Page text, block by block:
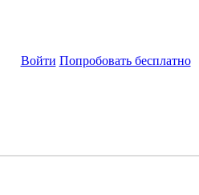
Войти Попробовать бесплатно